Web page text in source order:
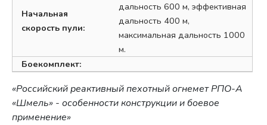
Начальная
скорость пули:
дальность 600 м, эффективная
дальность 400 м,
максимальная дальность 1000
м.
Боекомплект:
«Российский реактивный пехотный огнемет РПО-А
«Шмель» - особенности конструкции и боевое
применение»